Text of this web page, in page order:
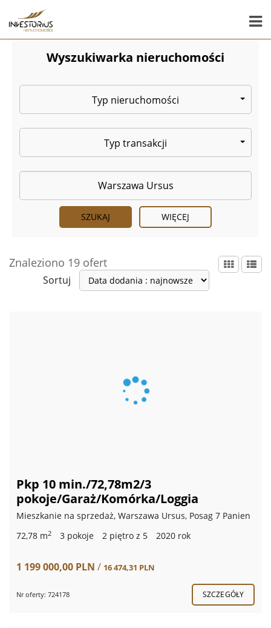
Wyszukiwarka nieruchomości
Typ nieruchomości
Typ transakcji
WIĘCEJ
Znaleziono 19 ofert
Sortuj
Pkp 10 min./72,78m2/3
pokoje/Garaż/Komórka/Loggia
Mieszkanie na sprzedaż, Warszawa Ursus, Posag 7 Panien
72,78 m2 3 pokoje 2 piętro z 5 2020 rok
1 199 000,00 PLN / 16 474,31 PLN
Nr oferty: 724178 SZCZEGÓŁY